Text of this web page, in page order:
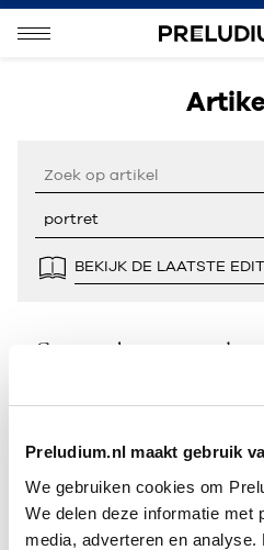
Preludium.nl maakt gebruik
We gebruiken cookies om
We delen deze informatie met
media, adverteren en
BEKIJK DE LAATSTE
Geen resultaten gevonden